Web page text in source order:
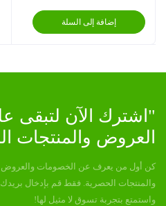
الأصلي
هو:
الحالي
إضافة إلى السلة
"اشترك الآن لتبقى
العروض والمنتجات
كن أول من يعرف عن الخصومات والعروض
والمنتجات الحصرية. فقط قم بإدخال بريدك
واستمتع بتجربة تسوق لا مثيل لها!